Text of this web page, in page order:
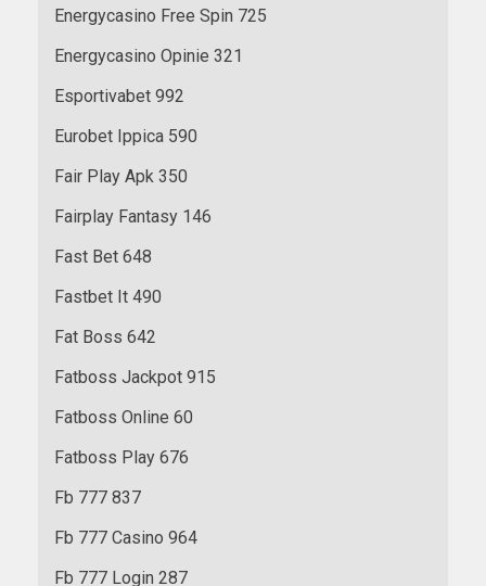
Energycasino Free Spin 725
Energycasino Opinie 321
Esportivabet 992
Eurobet Ippica 590
Fair Play Apk 350
Fairplay Fantasy 146
Fast Bet 648
Fastbet It 490
Fat Boss 642
Fatboss Jackpot 915
Fatboss Online 60
Fatboss Play 676
Fb 777 837
Fb 777 Casino 964
Fb 777 Login 287